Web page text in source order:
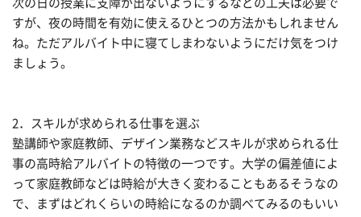
次の日の授業に支障が出ないようにするなどの工夫は必要で
すが、夜の時間を有効に使えるひとつの方法かもしれません
ね。ただアルバイト中に寝てしまわないようにだけ気をつけ
ましょう。
2．スキルが求められる仕事を選ぶ
塾講師や家庭教師、デザイン業務などスキルが求められる仕
事の高時給アルバイトの特徴の一つです。大学の偏差値によ
って家庭教師などは時給が大きく変わることもあるそうなの
で、まずはどれくらいの時給になるのか調べてみるのもいい